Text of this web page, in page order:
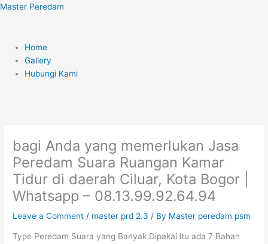
Skip
Master Peredam
Menu
Home
Gallery
Hubungi Kami
bagi Anda yang memerlukan Jasa
Peredam Suara Ruangan Kamar
Tidur di daerah Ciluar, Kota Bogor |
Whatsapp – 08.13.99.92.64.94
Leave a Comment / master prd 2.3 / By Master peredam psm
Type Peredam Suara yang Banyak Dipakai itu ada 7 Bahan